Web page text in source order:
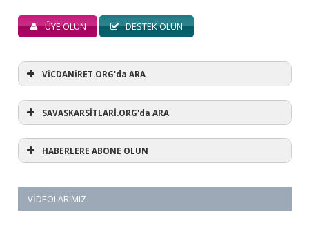
ÜYE OLUN DESTEK OLUN
VİCDANİRET.ORG'da ARA
SAVASKARSİTLARİ.ORG'da ARA
HABERLERE ABONE OLUN
VIDEOLARIMIZ